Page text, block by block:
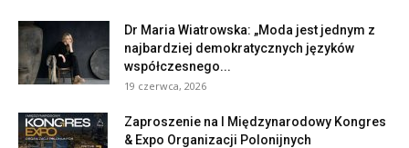
Dr Maria Wiatrowska: „Moda jest jednym z
najbardziej demokratycznych języków
współczesnego...
19 czerwca, 2026
Zaproszenie na I Międzynarodowy Kongres
& Expo Organizacji Polonijnych